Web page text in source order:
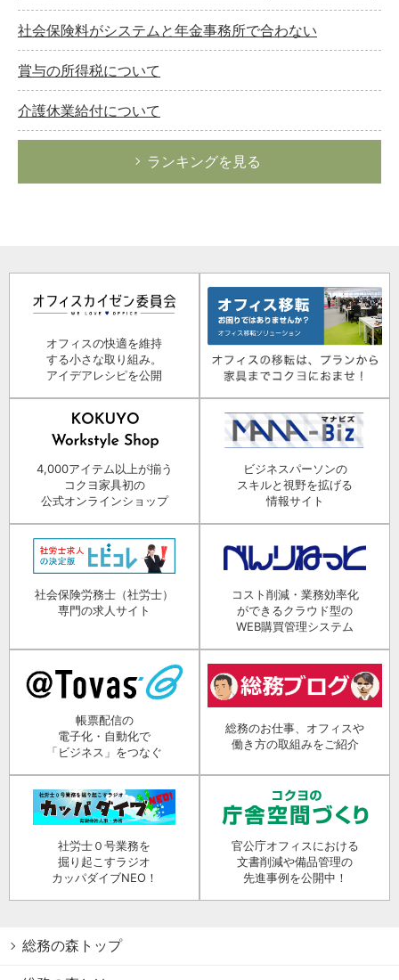
社会保険料がシステムと年金事務所で合わない
賞与の所得税について
介護休業給付について
ランキングを見る
オフィスの快適を維持
する小さな取り組み。
アイデアレシピを公開
4,000アイテム以上が揃う
コクヨ家具初の
公式オンラインショップ
ビジネスパーソンの
スキルと視野を拡げる
情報サイト
社会保険労務士（社労士）
専門の求人サイト
コスト削減・業務効率化
ができるクラウド型の
WEB購買管理システム
帳票配信の
電子化・自動化で
「ビジネス」をつなぐ
総務のお仕事、オフィスや
働き方の取組みをご紹介
社労士０号業務を
掘り起こすラジオ
カッパダイブNEO！
官公庁オフィスにおける
文書削減や備品管理の
先進事例を公開中！
総務の森トップ